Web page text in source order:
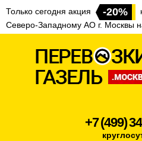
Только сегодня акция -20%
Северо-Западному АО г. Москвы
+7 (499)